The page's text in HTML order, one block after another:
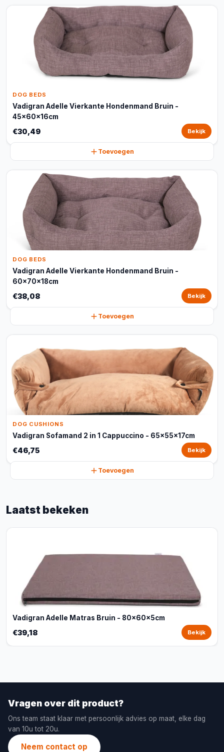
DOG BEDS
Vadigran Adelle Vierkante Hondenmand Bruin -
45x60x16cm
€30,49 Bekijk
Toevoegen
DOG BEDS
Vadigran Adelle Vierkante Hondenmand Bruin -
60x70x18cm
€38,08 Bekijk
Toevoegen
DOG CUSHIONS
Vadigran Sofamand 2 in 1 Cappuccino - 65x55x17cm
€46,75 Bekijk
Toevoegen
Laatst bekeken
Vadigran Adelle Matras Bruin - 80x60x5cm
€39,18 Bekijk
Vragen over dit product?
Ons team staat klaar met persoonlijk advies op maat, elke dag
van 10u tot 20u.
Neem contact op